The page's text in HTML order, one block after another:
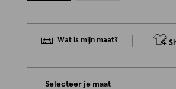
Wat is mijn maat?
Selecteer je maat